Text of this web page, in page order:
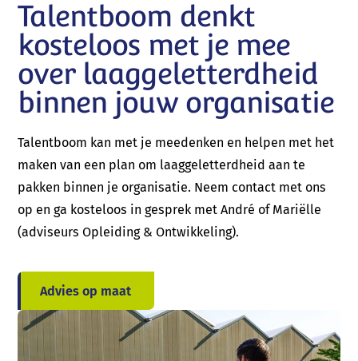
Talentboom denkt
kosteloos met je mee
over laaggeletterdheid
binnen jouw organisatie
Talentboom kan met je meedenken en helpen met het
maken van een plan om laaggeletterdheid aan te
pakken binnen je organisatie. Neem contact met ons
op en ga kosteloos in gesprek met André of Mariëlle
(adviseurs Opleiding & Ontwikkeling).
Advies op maat